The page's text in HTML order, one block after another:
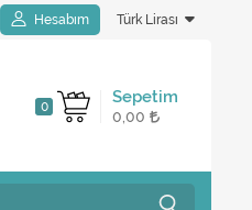
Hesabım Türk Lirası
Sepetim
0
0,00